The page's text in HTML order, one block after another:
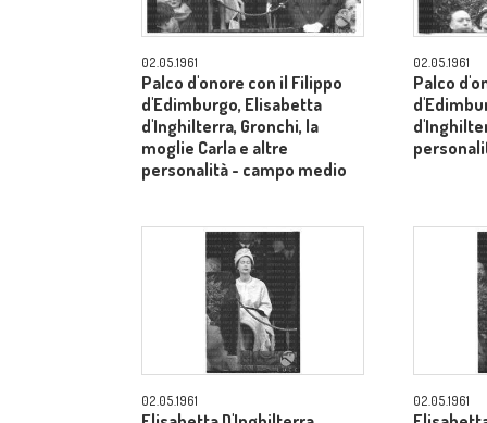
02.05.1961
Palco d'onore con il Filippo
d'Edimburgo, Elisabetta
d'Inghilterra, Gronchi, la
moglie Carla e altre
personalità - campo medio
02.05.1961
Palco
02.05.1961 02.05.1961